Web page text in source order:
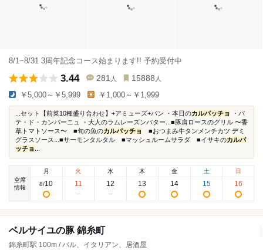
8/1~8/31 3周年記念コース始まります!! 予約受付中
3.44 281 人 15888 人
￥5,000～￥5,999 ￥1,000～￥1,999
...セット【前菜10種盛り合わせ】+アミューズ+パン ・本日のカルパッチョ
​・パ
テ・ド・カンパーニュ ・大人のラムレーズンバター...■豚肩ロースのグリル 〜香
草トマトソース〜 ■旬の魚のカルパッチョ
■おつまみ牛タンメンチカツ デミ
グラスソース...■サーモンタルタル ■マッシュルームサラダ ■イサキのカルパ
ッチョ
空席
情報
月
8/10
火
11
水
12
木
13
金
14
土
15
日
16
ベルサイユの豚 錦糸町
錦糸町駅 100m / バル、イタリアン、居酒屋